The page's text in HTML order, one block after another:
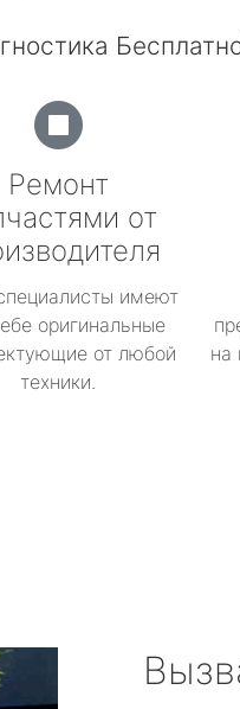
Ремонт
от
имеют
оригинальные
от любой
техники.
на